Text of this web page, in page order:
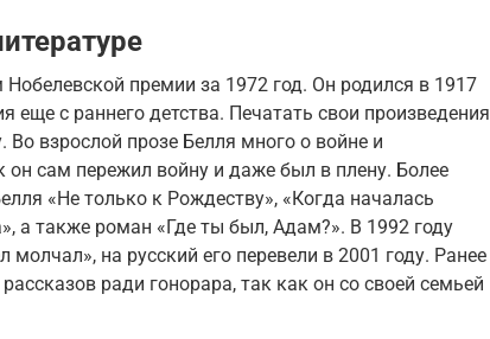
Нобелевской премии за 1972 год. Он родился в 1917
еще с раннего детства. Печатать свои произведения
Во взрослой прозе Белля много о войне и
он сам пережил войну и даже был в плену. Более
«Не только к Рождеству», «Когда началась
а также роман «Где ты был, Адам?». В 1992 году
на русский его перевели в 2001 году. Ранее
ради гонорара, так как он со своей семьей